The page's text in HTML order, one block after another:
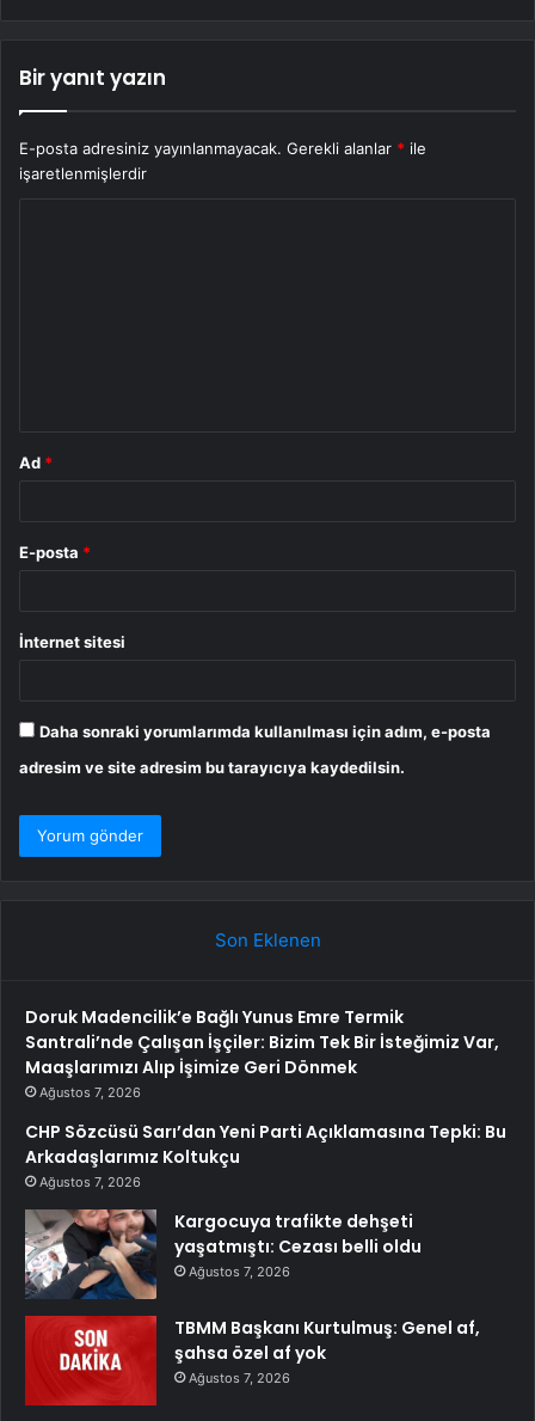
Bir yanıt yazın
E-posta adresiniz yayınlanmayacak. Gerekli alanlar * ile
işaretlenmişlerdir
Ad *
E-posta *
İnternet sitesi
Daha sonraki yorumlarımda kullanılması için adım, e-posta
adresim ve site adresim bu tarayıcıya kaydedilsin.
Son Eklenen
Doruk Madencilik’e Bağlı Yunus Emre Termik
Santrali’nde Çalışan İşçiler: Bizim Tek Bir İsteğimiz Var,
Maaşlarımızı Alıp İşimize Geri Dönmek
Ağustos 7, 2026
CHP Sözcüsü Sarı’dan Yeni Parti Açıklamasına Tepki: Bu
Arkadaşlarımız Koltukçu
Ağustos 7, 2026
Kargocuya trafikte dehşeti
yaşatmıştı: Cezası belli oldu
Ağustos 7, 2026
TBMM Başkanı Kurtulmuş: Genel af,
şahsa özel af yok
Ağustos 7, 2026